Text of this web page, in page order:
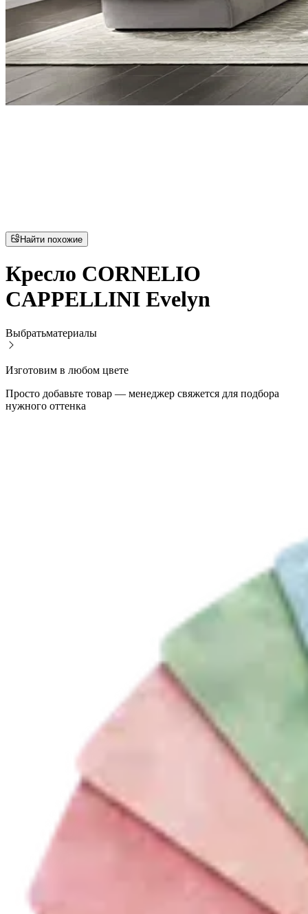
Найти похожие
Кресло CORNELIO
CAPPELLINI Evelyn
Выбратьматериалы
Изготовим в любом цвете
Просто добавьте товар — менеджер свяжется для подбора
нужного оттенка